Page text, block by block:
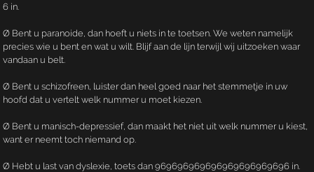
6 in.
Ø Bent u paranoide, dan hoeft u niets in te toetsen. We weten namelijk
precies wie u bent en wat u wilt. Blijf aan de lijn terwijl wij uitzoeken waar
vandaan u belt.
Ø Bent u schizofreen, luister dan heel goed naar het stemmetje in uw
hoofd dat u vertelt welk nummer u moet kiezen.
Ø Bent u manisch-depressief, dan maakt het niet uit welk nummer u kiest,
want er neemt toch niemand op.
Ø Hebt u last van dyslexie, toets dan 969696969696969696969696 in.